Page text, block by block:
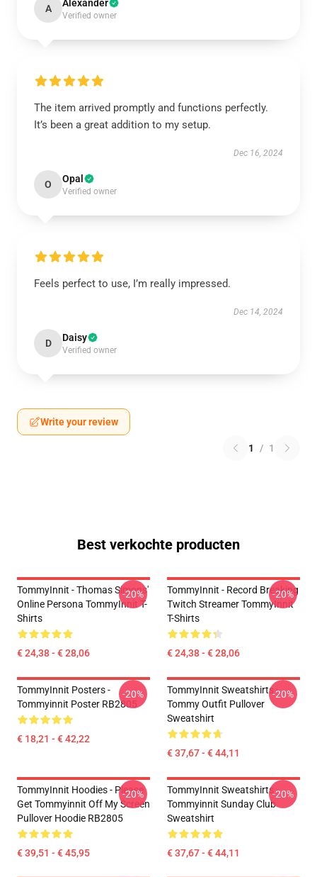
A Alexander
Verified owner
The item arrived promptly and functions perfectly.
It’s been a great addition to my setup.
Dec 16, 2024
O Opal
Verified owner
Feels perfect to use, I’m really impressed.
Dec 14, 2024
D Daisy
Verified owner
Write your review
1 / 1
Best verkochte producten
TommyInnit - Thomas Simons'
Online Persona TommyInnit T-
Shirts
€ 24,38 - € 28,06
-20%
TommyInnit - Record Breaking
Twitch Streamer TommyInnit
T-Shirts
€ 24,38 - € 28,06
-20%
TommyInnit Posters -
Tommyinnit Poster RB2805
€ 18,21 - € 42,22
-20%
TommyInnit Sweatshirts -
Tommy Outfit Pullover
Sweatshirt
€ 37,67 - € 44,11
-20%
TommyInnit Hoodies - Please
Get Tommyinnit Off My Screen
Pullover Hoodie RB2805
€ 39,51 - € 45,95
-20%
TommyInnit Sweatshirts -
Tommyinnit Sunday Club
Sweatshirt
€ 37,67 - € 44,11
-20%